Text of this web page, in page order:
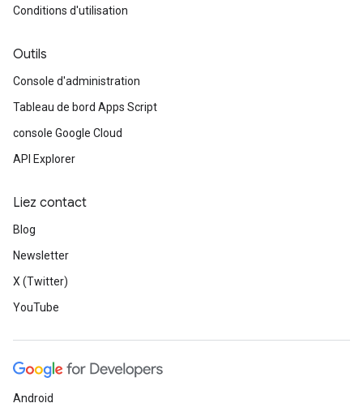
Conditions d'utilisation
Outils
Console d'administration
Tableau de bord Apps Script
console Google Cloud
API Explorer
Liez contact
Blog
Newsletter
X (Twitter)
YouTube
Android